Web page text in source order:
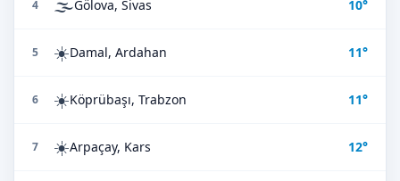
4 🌫️Gölova, Sivas 10°
5 ☀️Damal, Ardahan 11°
6 ☀️Köprübaşı, Trabzon 11°
7 ☀️Arpaçay, Kars 12°